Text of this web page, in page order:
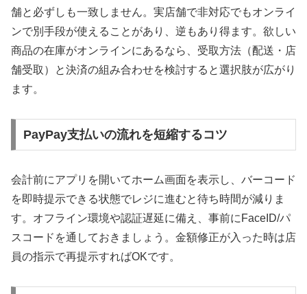
舗と必ずしも一致しません。実店舗で非対応でもオンライ
ンで別手段が使えることがあり、逆もあり得ます。欲しい
商品の在庫がオンラインにあるなら、受取方法（配送・店
舗受取）と決済の組み合わせを検討すると選択肢が広がり
ます。
PayPay支払いの流れを短縮するコツ
会計前にアプリを開いてホーム画面を表示し、バーコード
を即時提示できる状態でレジに進むと待ち時間が減りま
す。オフライン環境や認証遅延に備え、事前にFaceID/パ
スコードを通しておきましょう。金額修正が入った時は店
員の指示で再提示すればOKです。